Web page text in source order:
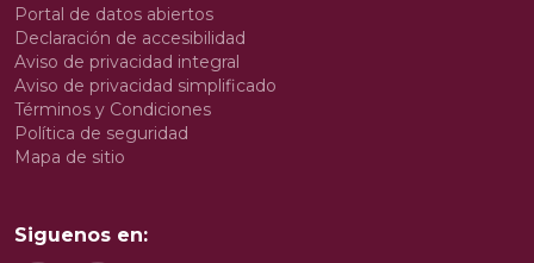
Portal de datos abiertos
Declaración de accesibilidad
Aviso de privacidad integral
Aviso de privacidad simplificado
Términos y Condiciones
Política de seguridad
Mapa de sitio
Siguenos en: